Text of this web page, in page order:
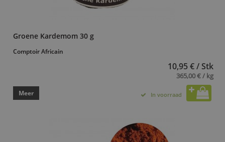
Groene Kardemom 30 g
Comptoir Africain
10,95 € / Stk
365,00 € / kg
Meer In voorraad